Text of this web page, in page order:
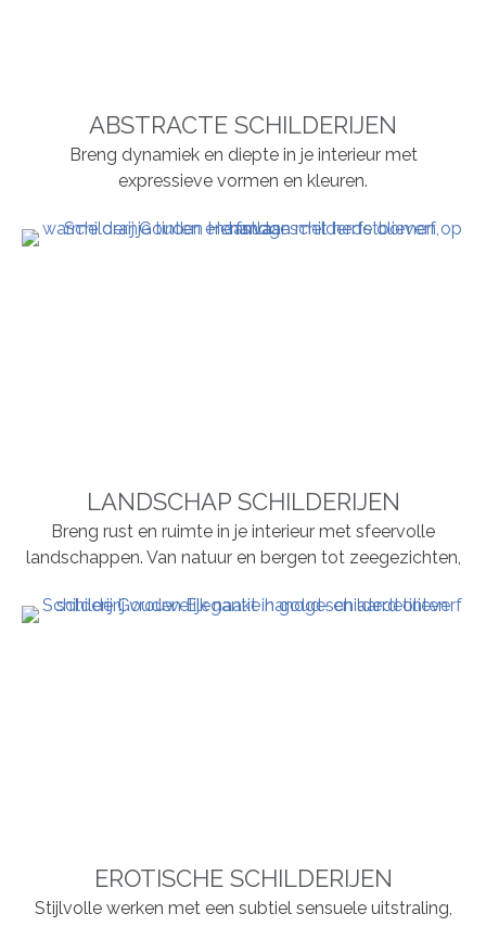
ABSTRACTE SCHILDERIJEN
Breng dynamiek en diepte in je interieur met
expressieve vormen en kleuren.
LANDSCHAP SCHILDERIJEN
Breng rust en ruimte in je interieur met sfeervolle
landschappen. Van natuur en bergen tot zeegezichten,
EROTISCHE SCHILDERIJEN
Stijlvolle werken met een subtiel sensuele uitstraling,